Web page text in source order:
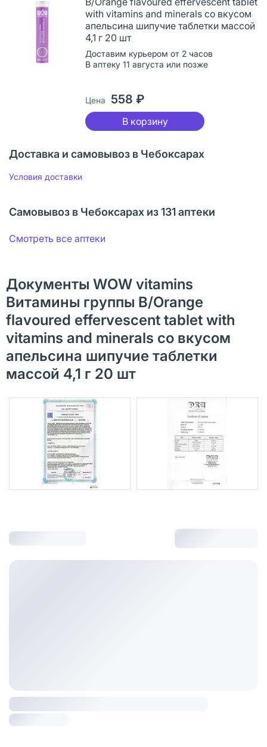
with vitamins and minerals со вкусом
апельсина шипучие таблетки массой
4,1 г 20 шт
Доставим курьером от 2 часов
В аптеку 11 августа или позже
Цена 558 ₽
В корзину
Доставка и самовывоз в Чебоксарах
Условия доставки
Самовывоз в Чебоксарах из 131 аптеки
Смотреть все аптеки
Документы WOW vitamins
Витамины группы B/Orange
flavoured effervescent tablet with
vitamins and minerals со вкусом
апельсина шипучие таблетки
массой 4,1 г 20 шт